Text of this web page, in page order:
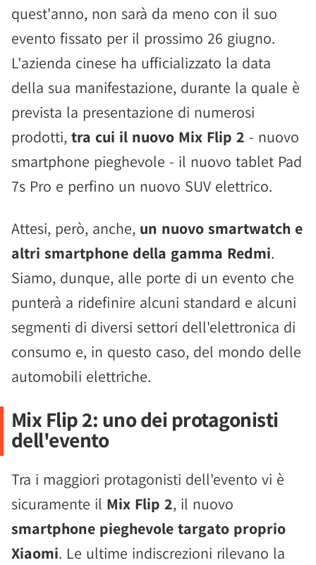
quest'anno, non sarà da meno con il suo
evento fissato per il prossimo 26 giugno.
L'azienda cinese ha ufficializzato la data
della sua manifestazione, durante la quale è
prevista la presentazione di numerosi
prodotti, tra cui il nuovo Mix Flip 2 - nuovo
smartphone pieghevole - il nuovo tablet Pad
7s Pro e perfino un nuovo SUV elettrico.
Attesi, però, anche, un nuovo smartwatch e
altri smartphone della gamma Redmi.
Siamo, dunque, alle porte di un evento che
punterà a ridefinire alcuni standard e alcuni
segmenti di diversi settori dell'elettronica di
consumo e, in questo caso, del mondo delle
automobili elettriche.
Mix Flip 2: uno dei protagonisti
dell'evento
Tra i maggiori protagonisti dell'evento vi è
sicuramente il Mix Flip 2, il nuovo
smartphone pieghevole targato proprio
Xiaomi. Le ultime indiscrezioni rilevano la